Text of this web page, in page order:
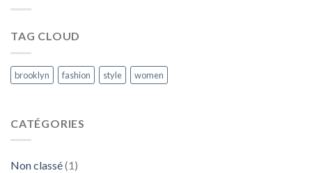
TAG CLOUD
brooklyn fashion style women
CATÉGORIES
Non classé(1)